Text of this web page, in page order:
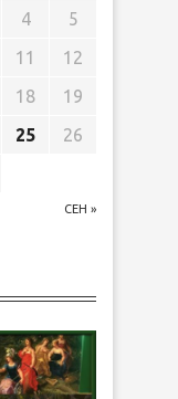
СЕН »
4
5
11
12
18
19
25
26